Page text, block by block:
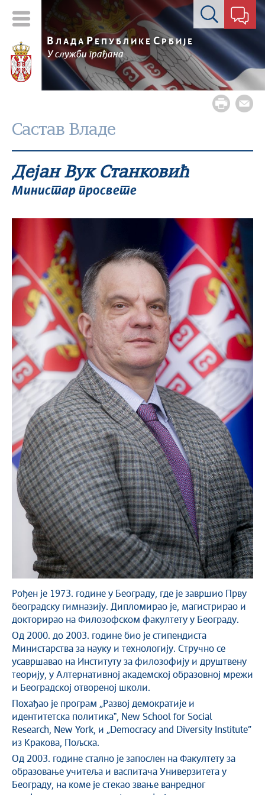
Контакт форма
В ЛАДА РЕПУБЛИКЕ СРБИЈЕ
У служби грађана
Састав Владе
Дејан Вук Станковић
Министар просвете
Рођен је 1973. године у Београду, где је завршио Прву
београдску гимназију. Дипломирао је, магистрирао и
докторирао на Филозофском факултету у Београду.
Од 2000. до 2003. године био је стипендиста
Министарства за науку и технологију. Стручно се
усавршавао на Институту за филозофију и друштвену
теорију, у Алтернативној академској образовној мрежи
и Београдској отвореној школи.
Похађао је програм „Развој демократије и
идентитетска политикаˮ, New School for Social
Research, New York, и „Democracy and Diversity Institute”
из Кракова, Пољска.
Од 2003. године стално је запослен на Факултету за
образовање учитеља и васпитача Универзитета у
Београду, на коме је стекао звање ванредног